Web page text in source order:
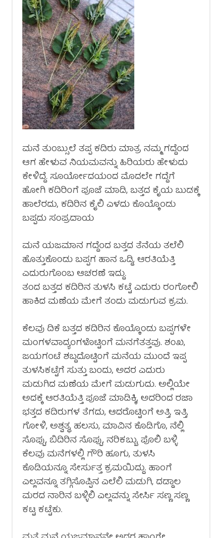
ಮನೆ ತುಂಬ್ಸುಲೆ ತಪ್ಪ ಕದಿರು ಮಾತ್ರ ನಮ್ಮ ಗದ್ದೆಂದ
ಆಗ ಹೇಳುವ ನಿಯಮವನ್ನು ಹಿರಿಯರು ಹೇಳುದು
ಕೇಳಿದ್ದೆ. ಸೂರ್ಯೋದಯಂದ ಮೊದಲೇ ಗದ್ದೆಗೆ
ಹೋಗಿ ಕದಿರಿಂಗೆ ಪೂಜೆ ಮಾಡಿ, ಬತ್ತದ ಕೈಯ ಬುಡಕ್ಕೆ
ಹಾಲೆರದು, ಕದಿರಿನ ಕೈಲಿ ಎಳದು ಕೊಯ್ಕೊಂಡು
ಬಪ್ಪದು ಸಂಪ್ರದಾಯ
ಮನೆ ಯಜಮಾನ ಗದ್ದೆಂದ ಬತ್ತದ ತೆನೆಯ ತಲೆಲಿ
ಹೊತ್ತುಕೊಂಡು ಬಪ್ಪಗ ಹಾನ ಒಡ್ಡಿ, ಆರತಿಯೆತ್ತಿ
ಎದುರುಗೊಂಬ ಆಚರಣೆ ಇದ್ದು.
ತಂದ ಬತ್ತದ ಕದಿರಿನ ತುಳಸಿ ಕಟ್ಟೆ ಎದುರು ರಂಗೋಲಿ
ಹಾಕಿದ ಮಣೆಯ ಮೇಗೆ ತಂದು ಮಡುಗುವ ಕ್ರಮ.
ಕೆಲವು ದಿಕೆ ಬತ್ತದ ಕದಿರಿನ ಕೊಯ್ಕೊಂಡು ಬಪ್ಪಗಳೇ
ಮಂಗಳವಾದ್ಯಂಗಳೊಟ್ಟಿಂಗೆ ಮನಗೆತತ್ತವು. ಶಂಖ,
ಜಯಗಂಟೆ ಶಬ್ದದೊಟ್ಟಿಂಗೆ ಮನೆಯ ಮುಂದೆ ಇಪ್ಪ
ತುಳಸಿಕಟ್ಟೆಗೆ ಸುತ್ತು ಬಂದು, ಅದರ ಎದುರು
ಮಡುಗಿದ ಮಣೆಯ ಮೇಗೆ ಮಡುಗುದು. ಅಲ್ಲಿಯೇ
ಅದಕ್ಕೆ ಆರತಿಯೆತ್ತಿ ಪೂಜೆ ಮಾಡಿಕ್ಕಿ, ಅದರಿಂದ ರಜಾ
ಭತ್ತದ ಕದಿರುಗಳ ತೆಗದು, ಆದರೊಟ್ಟಿಂಗೆ ಅತ್ತಿ, ಇತ್ತಿ,
ಗೋಳಿ, ಅಶ್ವತ್ಥ, ಹಲಸು, ಮಾವಿನ ಕೊಡಿಗೊ, ನೆಲ್ಲಿ
ಸೊಪ್ಪು, ಬಿದಿರಿನ ಸೊಪ್ಪು, ನರಿಕಬ್ಬು, ಪೊಲಿ ಬಳ್ಳಿ
ಕೆಲವು ಮನೆಗಳಲ್ಲಿ ಗೌರಿ ಹೂಗು, ತುಳಸಿ
ಕೊಡಿಯನ್ನೂ ಸೇರ್ಸುತ್ತ ಕ್ರಮಯಿದ್ದು. ಹಾಂಗೆ
ಎಲ್ಲವನ್ನೂ ತಗ್ಗಿಸೊಪ್ಪಿನ ಎಲೆಲಿ ಮಡುಗಿ, ದಡ್ಡಾಲ
ಮರದ ನಾರಿನ ಬಳ್ಳಿಲಿ ಎಲ್ಲವನ್ನು ಸೇರ್ಸಿ ಸಣ್ಣ ಸಣ್ಣ
ಕಟ್ಟ ಕಟ್ಟೆಕು.